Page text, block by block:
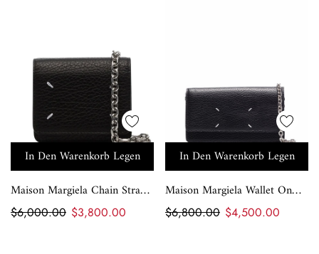
Maison Margiela Chain Strap
Wallet
$6,000.00 $3,800.00
In Den Warenkorb Legen
Maison Margiela Wallet On
Chain Bag
$6,800.00 $4,500.00
In Den Warenkorb Legen